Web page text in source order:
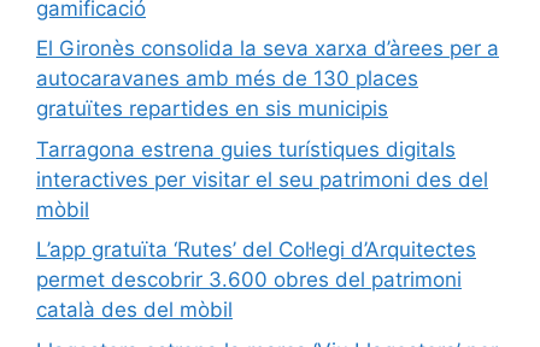
gamificació
El Gironès consolida la seva xarxa d’àrees per a
autocaravanes amb més de 130 places
gratuïtes repartides en sis municipis
Tarragona estrena guies turístiques digitals
interactives per visitar el seu patrimoni des del
mòbil
L’app gratuïta ‘Rutes’ del Col·legi d’Arquitectes
permet descobrir 3.600 obres del patrimoni
català des del mòbil